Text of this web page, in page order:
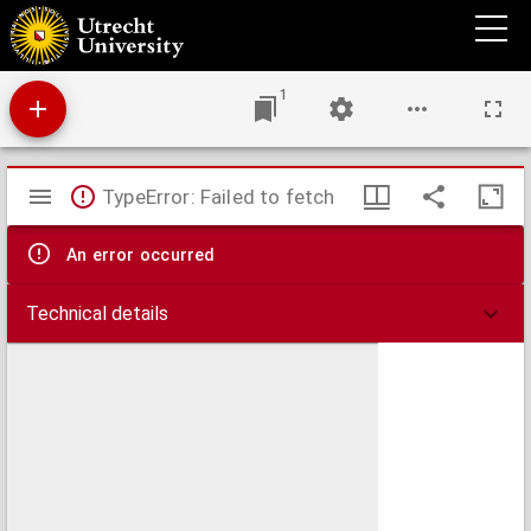
Das die Priester Eeweyber nemen mögen vnd sollen. : Beschutz red, des würdigen
herren Bartolomei Bernhardi, probsts zů Camberg, so von bischoff von Meydburg
gefordert, antwurt zů geben, das er in priesterlichem standt, eyn iungkfrauw zů der Ee
genommen hatt.
1
Mirador
viewer
TypeError: Failed to fetch
An error occurred
Technical details